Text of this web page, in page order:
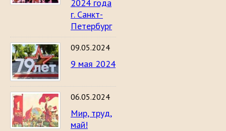
2024 года
г. Санкт-
Петербург
09.05.2024
9 мая 2024
06.05.2024
Мир, труд,
май!